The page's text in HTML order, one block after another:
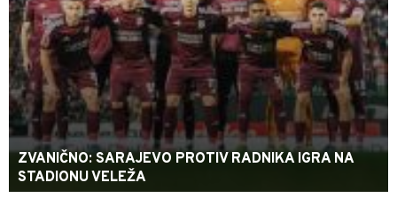
ZVANIČNO: SARAJEVO PROTIV RADNIKA IGRA NA
STADIONU VELEŽA